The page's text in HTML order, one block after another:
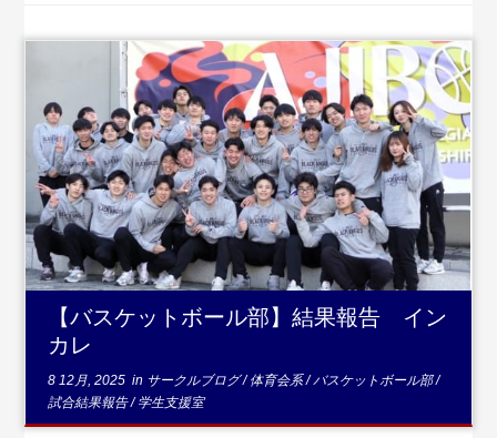
...続きを読む
【バスケットボール部】結果報告 イン
カレ
8 12月, 2025 in サークルブログ/体育会系/バスケットボール部/
試合結果報告/学生支援室